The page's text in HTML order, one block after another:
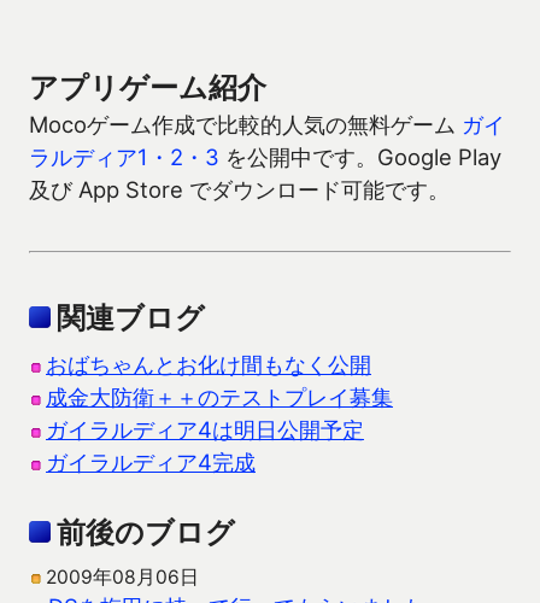
アプリゲーム紹介
Mocoゲーム作成で比較的人気の無料ゲーム ガイ
ラルディア1・2・3 を公開中です。Google Play
及び App Store でダウンロード可能です。
関連ブログ
おばちゃんとお化け間もなく公開
成金大防衛＋＋のテストプレイ募集
ガイラルディア4は明日公開予定
ガイラルディア4完成
前後のブログ
2009年08月06日